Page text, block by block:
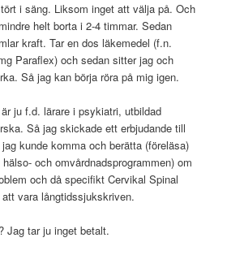
i säng. Liksom inget att välja på. Och
helt borta i 2-4 timmar. Sedan
kraft. Tar en dos läkemedel (f.n.
Paraflex) och sedan sitter jag och
Så jag kan börja röra på mig igen.
ju f.d. lärare i psykiatri, utbildad
Så jag skickade ett erbjudande till
kunde komma och berätta (föreläsa)
och omvårdnadsprogrammen) om
och då specifikt Cervikal Spinal
vara långtidssjukskriven.
Jag tar ju inget betalt.